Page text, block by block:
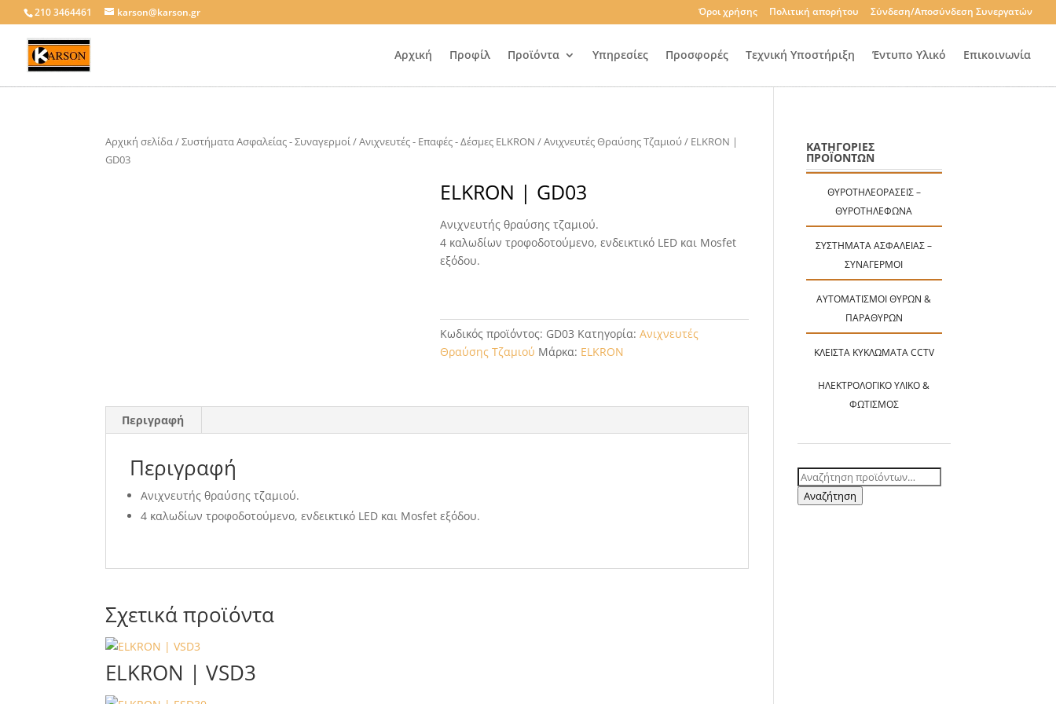
210 3464461 karson@karson.gr Όροι χρήσης Πολιτική απορήτου Σύνδεση/Αποσύνδεση Συνεργατών
Αρχική Προφίλ Προϊόντα Υπηρεσίες Προσφορές Τεχνική Υποστήριξη Έντυπο Υλικό Επικοινωνία
Αρχική σελίδα/Συστήματα Ασφαλείας - Συναγερμοί/Ανιχνευτές - Επαφές - Δέσμες ELKRON /Ανιχνευτές Θραύσης Τζαμιού/ ELKRON |
GD03
ELKRON | GD03
Ανιχνευτής θραύσης τζαμιού.
4 καλωδίων τροφοδοτούμενο, ενδεικτικό LED και Mosfet
εξόδου.
Κωδικός προϊόντος: GD03 Κατηγορία:Ανιχνευτές
Θραύσης Τζαμιού Μάρκα: ELKRON
Περιγραφή
Περιγραφή
Ανιχνευτής θραύσης τζαμιού.
4 καλωδίων τροφοδοτούμενο, ενδεικτικό LED και Mosfet εξόδου.
Σχετικά προϊόντα
ELKRON | VSD3
ΚΑΤΗΓΟΡΙΕΣ
ΠΡΟΪΟΝΤΩΝ
ΘΥΡΟΤΗΛΕΟΡΆΣΕΙΣ –
ΘΥΡΟΤΗΛΈΦΩΝΑ
ΣΥΣΤΉΜΑΤΑ ΑΣΦΑΛΕΊΑΣ –
ΣΥΝΑΓΕΡΜΟΊ
ΑΥΤΟΜΑΤΙΣΜΟΊ ΘΥΡΏΝ &
ΠΑΡΑΘΎΡΩΝ
ΚΛΕΙΣΤΆ ΚΥΚΛΏΜΑΤΑ CCTV
ΗΛΕΚΤΡΟΛΟΓΙΚΌ ΥΛΙΚΌ &
ΦΩΤΙΣΜΌΣ
Αναζήτηση
για:
Αναζήτηση